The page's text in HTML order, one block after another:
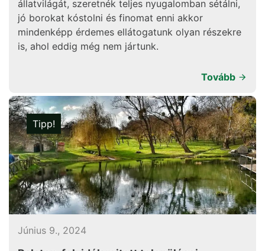
állatvilágát, szeretnék teljes nyugalomban sétálni,
jó borokat kóstolni és finomat enni akkor
mindenképp érdemes ellátogatunk olyan részekre
is, ahol eddig még nem jártunk.
Tovább
Tipp!
Június 9., 2024